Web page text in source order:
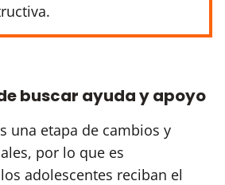
buscar ayuda y apoyo
una etapa de cambios y
por lo que es
adolescentes reciban el